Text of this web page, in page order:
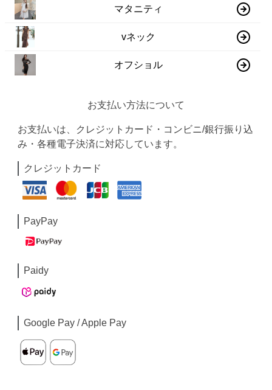
マタニティ
vネック
オフショル
お支払い方法について
お支払いは、クレジットカード・コンビニ/銀行振り込
み・各種電子決済に対応しています。
クレジットカード
PayPay
Paidy
Google Pay / Apple Pay